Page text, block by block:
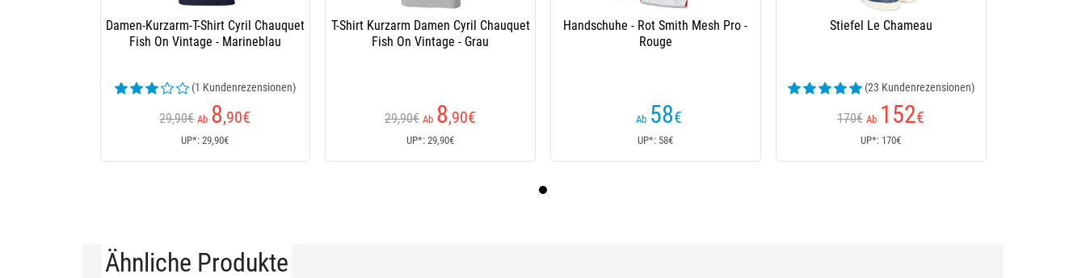
Damen-Kurzarm-T-Shirt Cyril Chauquet
Fish On Vintage - Marineblau
(1 Kundenrezensionen)
29,90€ Ab 8,90€
UP*: 29,90€
T-Shirt Kurzarm Damen Cyril Chauquet
Fish On Vintage - Grau
29,90€ Ab 8,90€
UP*: 29,90€
Handschuhe - Rot Smith Mesh Pro -
Rouge
Ab 58€
UP*: 58€
Stiefel Le Chameau
(23 Kundenrezensionen)
170€ Ab 152€
UP*: 170€
Ähnliche Produkte